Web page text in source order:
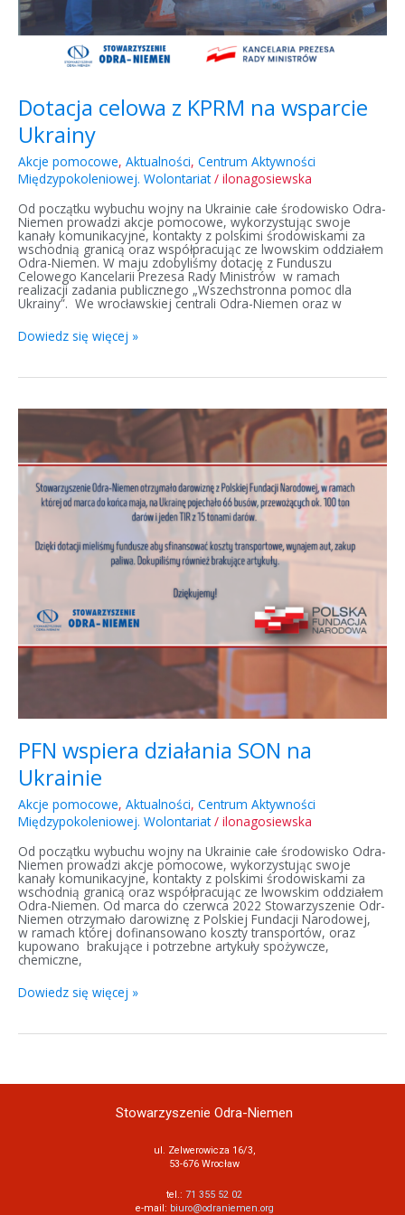
Dotacja celowa z KPRM na wsparcie
Ukrainy
Akcje pomocowe, Aktualności, Centrum Aktywności
Międzypokoleniowej. Wolontariat/ ilonagosiewska
Od początku wybuchu wojny na Ukrainie całe środowisko Odra-
Niemen prowadzi akcje pomocowe, wykorzystując swoje
kanały komunikacyjne, kontakty z polskimi środowiskami za
wschodnią granicą oraz współpracując ze lwowskim oddziałem
Odra-Niemen. W maju zdobyliśmy dotację z Funduszu
Celowego Kancelarii Prezesa Rady Ministrów w ramach
realizacji zadania publicznego „Wszechstronna pomoc dla
Ukrainy”. We wrocławskiej centrali Odra-Niemen oraz w
Dowiedz się więcej »
PFN wspiera działania SON na
Ukrainie
Akcje pomocowe, Aktualności, Centrum Aktywności
Międzypokoleniowej. Wolontariat/ ilonagosiewska
Od początku wybuchu wojny na Ukrainie całe środowisko Odra-
Niemen prowadzi akcje pomocowe, wykorzystując swoje
kanały komunikacyjne, kontakty z polskimi środowiskami za
wschodnią granicą oraz współpracując ze lwowskim oddziałem
Odra-Niemen. Od marca do czerwca 2022 Stowarzyszenie Odr-
Niemen otrzymało darowiznę z Polskiej Fundacji Narodowej,
w ramach której dofinansowano koszty transportów, oraz
kupowano brakujące i potrzebne artykuły spożywcze,
chemiczne,
PFN
działania
SON
na
Ukrainie
Dowiedz się więcej »
Stowarzyszenie Odra-Niemen
ul. Zelwerowicza 16/3,
53-676 Wrocław
tel.: 71 355 52 02
e-mail: biuro@odraniemen.org